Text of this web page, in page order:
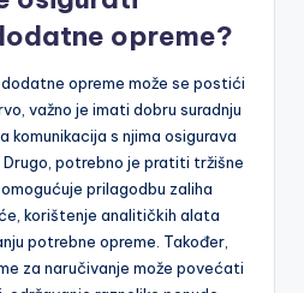
opreme?
opreme može se postići
važno je imati dobru suradnju
komunikacija s njima osigurava
potrebno je pratiti tržišne
prilagodbu zaliha
korištenje analitičkih alata
potrebne opreme. Također,
za naručivanje može povećati